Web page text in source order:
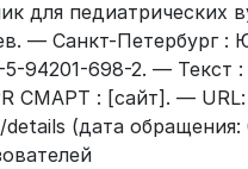
для педиатрических
— Санкт-Петербург :
94201-698-2. — Текст
СМАРТ : [сайт]. — URL:
(дата обращения: